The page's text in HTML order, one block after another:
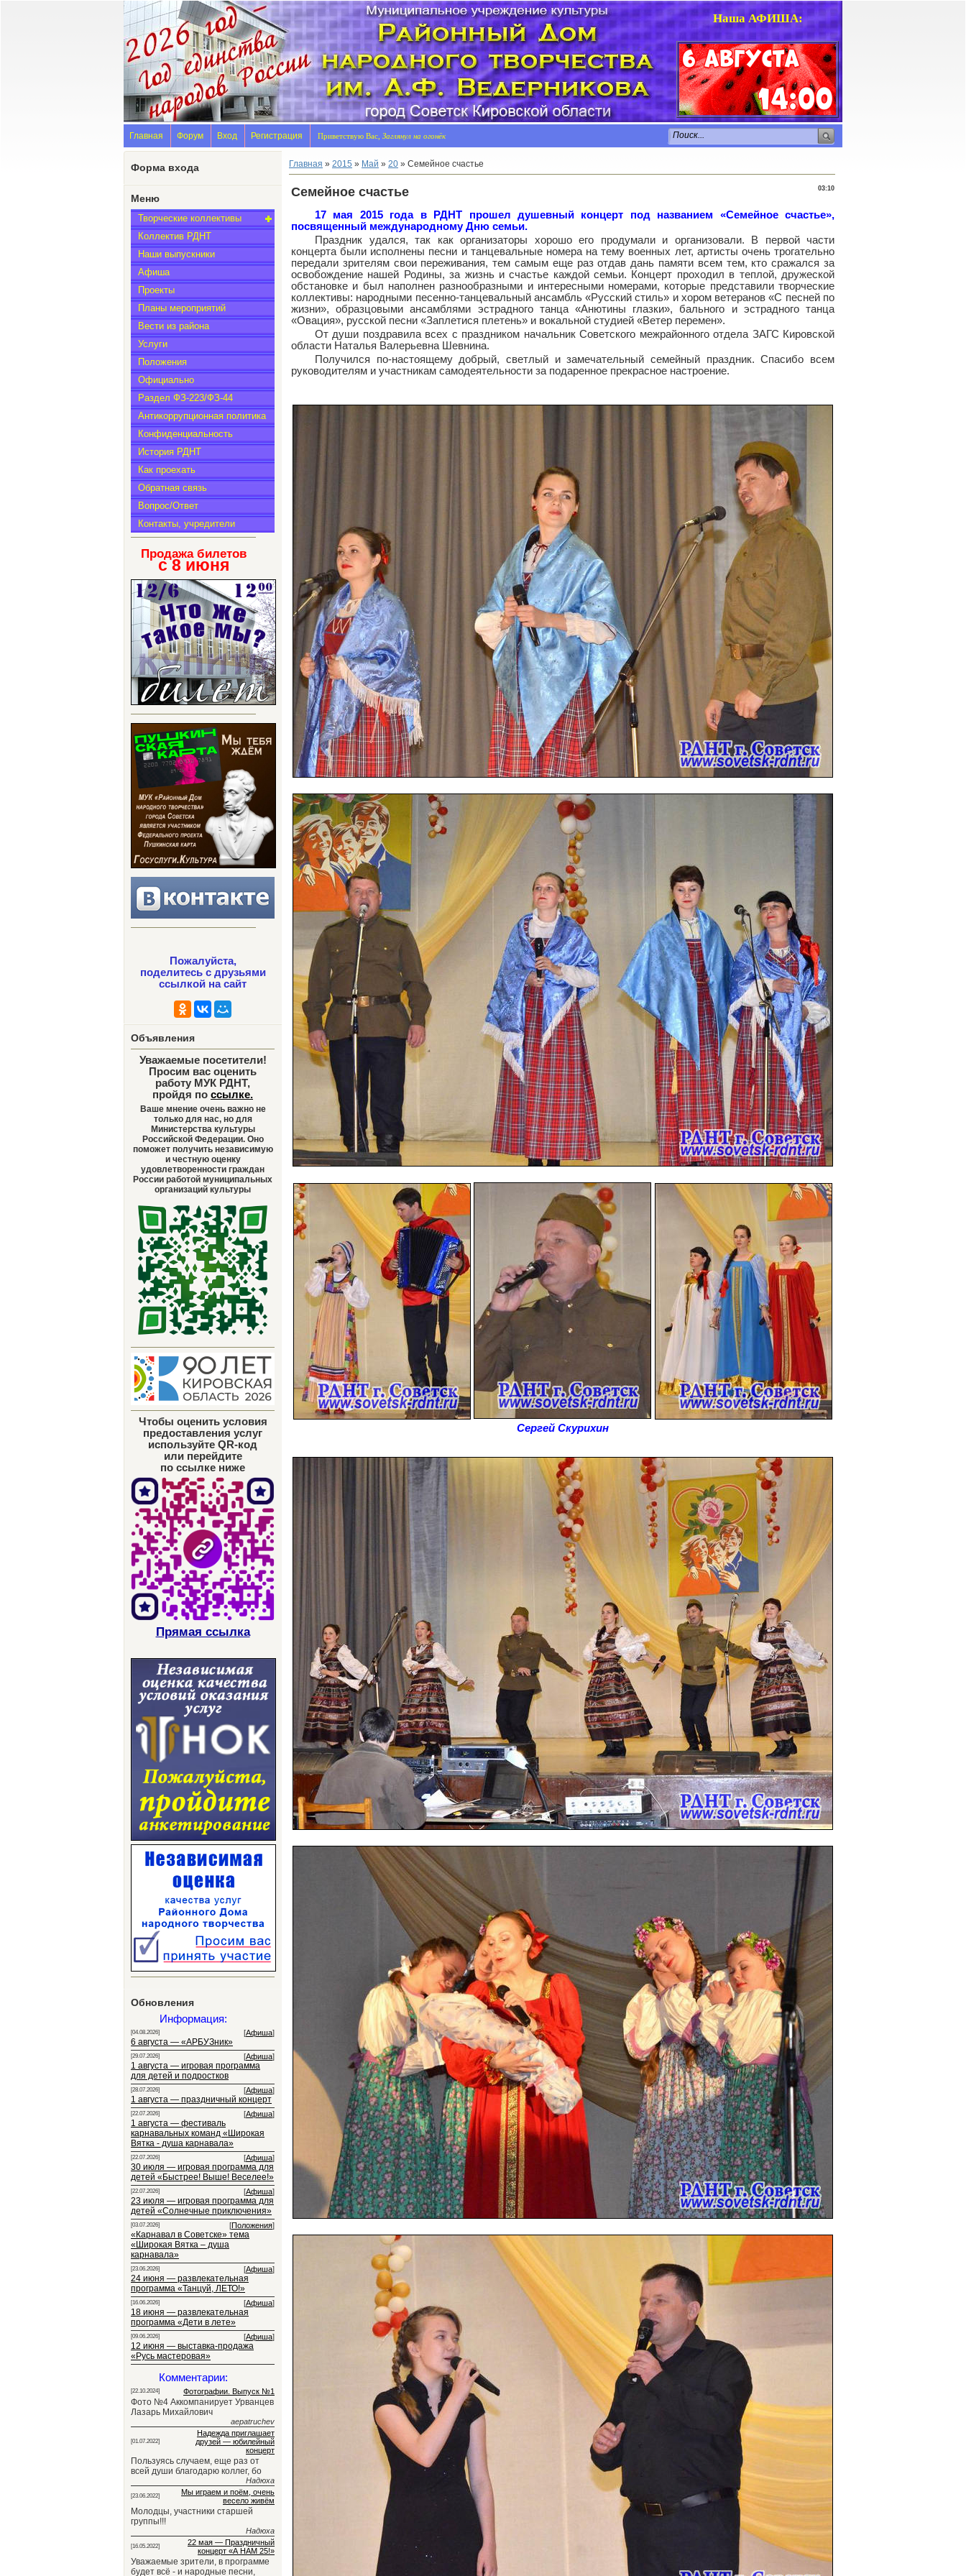
Наша АФИША:
Главная Форум Вход Регистрация Приветствую Вас, Заглянул на огонёк
Форма входа
Меню
Творческие коллективы
Коллектив РДНТ
Наши выпускники
Афиша
Проекты
Планы мероприятий
Вести из района
Услуги
Положения
Официально
Раздел ФЗ-223/ФЗ-44
Антикоррупционная политика
Конфиденциальность
История РДНТ
Как проехать
Обратная связь
Вопрос/Ответ
Контакты, учредители
Продажа билетов
с 8 июня
Пожалуйста,
поделитесь с друзьями
ссылкой на сайт
Объявления
Уважаемые посетители!
Просим вас оценить
работу МУК РДНТ,
пройдя по ссылке.
Ваше мнение очень важно не
только для нас, но для
Министерства культуры
Российской Федерации. Оно
поможет получить независимую
и честную оценку
удовлетворенности граждан
России работой муниципальных
организаций культуры
Чтобы оценить условия
предоставления услуг
используйте QR-код
или перейдите
по ссылке ниже
Прямая ссылка
Обновления
Информация:
[04.08.2026] [Афиша]
6 августа — «АРБУЗник»
[29.07.2026] [Афиша]
1 августа — игровая программа
для детей и подростков
[28.07.2026] [Афиша]
1 августа — праздничный концерт
[22.07.2026] [Афиша]
1 августа — фестиваль
карнавальных команд «Широкая
Вятка - душа карнавала»
[22.07.2026] [Афиша]
30 июля — игровая программа для
детей «Быстрее! Выше! Веселее!»
[22.07.2026] [Афиша]
23 июля — игровая программа для
детей «Солнечные приключения»
[03.07.2026] [Положения]
«Карнавал в Советске» тема
«Широкая Вятка – душа
карнавала»
[23.06.2026] [Афиша]
24 июня — развлекательная
программа «Танцуй, ЛЕТО!»
[16.06.2026] [Афиша]
18 июня — развлекательная
программа «Дети в лете»
[09.06.2026] [Афиша]
12 июня — выставка-продажа
«Русь мастеровая»
Комментарии:
[22.10.2024] Фотографии. Выпуск №1
Фото №4 Аккомпанирует Урванцев
Лазарь Михайлович
aepatruchev
[01.07.2022]
Надежда приглашает
друзей — юбилейный
концерт
Пользуясь случаем, еще раз от
всей души благодарю коллег, бо
Надюха
[23.06.2022]
Мы играем и поём, очень
весело живём
Молодцы, участники старшей
группы!!!
Надюха
[16.05.2022]
22 мая — Праздничный
концерт «А НАМ 25!»
Уважаемые зрители, в программе
будет всё - и народные песни,
Главная » 2015 » Май » 20 » Семейное счастье
03:10
Семейное счастье
17 мая 2015 года в РДНТ прошел душевный концерт под названием «Семейное счастье»,
посвященный международному Дню семьи.
Праздник удался, так как организаторы хорошо его продумали и организовали. В первой части
концерта были исполнены песни и танцевальные номера на тему военных лет, артисты очень трогательно
передали зрителям свои переживания, тем самым еще раз отдав дань памяти всем тем, кто сражался за
освобождение нашей Родины, за жизнь и счастье каждой семьи. Концерт проходил в теплой, дружеской
обстановке и был наполнен разнообразными и интересными номерами, которые представили творческие
коллективы: народными песенно-танцевальный ансамбль «Русский стиль» и хором ветеранов «С песней по
жизни», образцовыми ансамблями эстрадного танца «Анютины глазки», бального и эстрадного танца
«Овация», русской песни «Заплетися плетень» и вокальной студией «Ветер перемен».
От души поздравила всех с праздником начальник Советского межрайонного отдела ЗАГС Кировской
области Наталья Валерьевна Шевнина.
Получился по-настоящему добрый, светлый и замечательный семейный праздник. Спасибо всем
руководителям и участникам самодеятельности за подаренное прекрасное настроение.
Сергей Скурихин